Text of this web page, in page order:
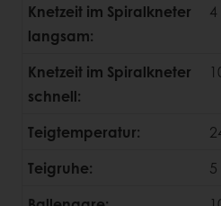
Knetzeit im Spiralkneter
langsam:
Knetzeit im Spiralkneter
schnell:
Teigtemperatur:
Teigruhe: